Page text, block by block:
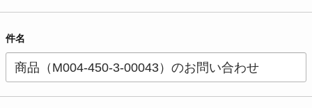
件名